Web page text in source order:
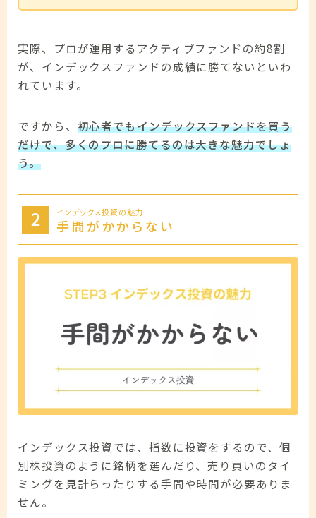
実際、プロが運用するアクティブファンドの約8割
が、インデックスファンドの成績に勝てないといわ
れています。
ですから、 初心者でもインデックスファンドを買う
だけで、多くのプロに勝てるのは大きな魅力でしょ
う。
インデックス投資の魅力
手間がかからない
インデックス投資では、指数に投資をするので、個
別株投資のように銘柄を選んだり、売り買いのタイ
ミングを見計らったりする手間や時間が必要ありま
せん。